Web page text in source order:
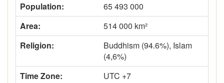
Population:
65 493 000
Area:
514 000 km²
Religion:
Buddhism (94.6%), Islam
(4,6%)
Time Zone:
UTC +7